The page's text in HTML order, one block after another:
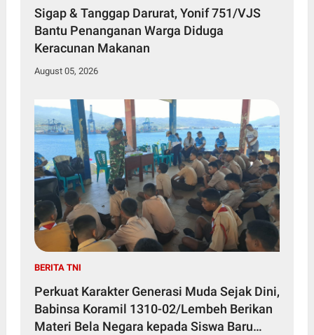
Sigap & Tanggap Darurat, Yonif 751/VJS
Bantu Penanganan Warga Diduga
Keracunan Makanan
August 05, 2026
BERITA TNI
Perkuat Karakter Generasi Muda Sejak Dini,
Babinsa Koramil 1310-02/Lembeh Berikan
Materi Bela Negara kepada Siswa Baru